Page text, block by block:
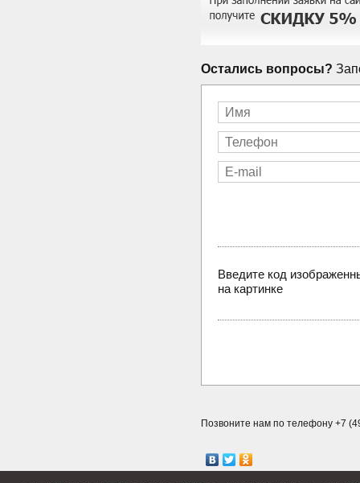
Остались вопросы?
Введите код
на картинке
Позвоните нам по телефону +7